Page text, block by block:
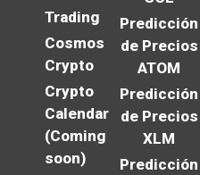
Trading
Cosmos
Crypto
Crypto
Calendar
(Coming
soon)
Predicción
de Precios
ATOM
Predicción
de Precios
XLM
Predicción